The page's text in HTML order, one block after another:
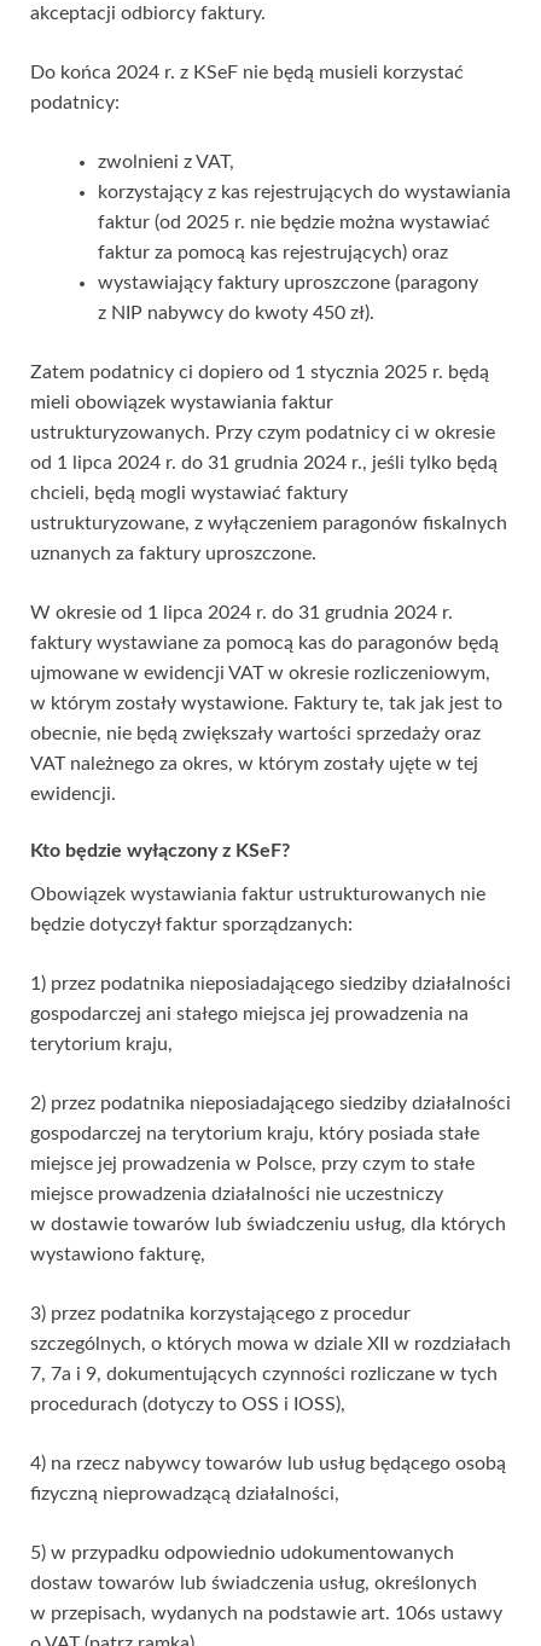
akceptacji odbiorcy faktury.
Do końca 2024 r. z KSeF nie będą musieli korzystać
podatnicy:
zwolnieni z VAT,
korzystający z kas rejestrujących do wystawiania
faktur (od 2025 r. nie będzie można wystawiać
faktur za pomocą kas rejestrujących) oraz
wystawiający faktury uproszczone (paragony
z NIP nabywcy do kwoty 450 zł).
Zatem podatnicy ci dopiero od 1 stycznia 2025 r. będą
mieli obowiązek wystawiania faktur
ustrukturyzowanych. Przy czym podatnicy ci w okresie
od 1 lipca 2024 r. do 31 grudnia 2024 r., jeśli tylko będą
chcieli, będą mogli wystawiać faktury
ustrukturyzowane, z wyłączeniem paragonów fiskalnych
uznanych za faktury uproszczone.
W okresie od 1 lipca 2024 r. do 31 grudnia 2024 r.
faktury wystawiane za pomocą kas do paragonów będą
ujmowane w ewidencji VAT w okresie rozliczeniowym,
w którym zostały wystawione. Faktury te, tak jak jest to
obecnie, nie będą zwiększały wartości sprzedaży oraz
VAT należnego za okres, w którym zostały ujęte w tej
ewidencji.
Kto będzie wyłączony z KSeF?
Obowiązek wystawiania faktur ustrukturowanych nie
będzie dotyczył faktur sporządzanych:
1) przez podatnika nieposiadającego siedziby działalności
gospodarczej ani stałego miejsca jej prowadzenia na
terytorium kraju,
2) przez podatnika nieposiadającego siedziby działalności
gospodarczej na terytorium kraju, który posiada stałe
miejsce jej prowadzenia w Polsce, przy czym to stałe
miejsce prowadzenia działalności nie uczestniczy
w dostawie towarów lub świadczeniu usług, dla których
wystawiono fakturę,
3) przez podatnika korzystającego z procedur
szczególnych, o których mowa w dziale XII w rozdziałach
7, 7a i 9, dokumentujących czynności rozliczane w tych
procedurach (dotyczy to OSS i IOSS),
4) na rzecz nabywcy towarów lub usług będącego osobą
fizyczną nieprowadzącą działalności,
5) w przypadku odpowiednio udokumentowanych
dostaw towarów lub świadczenia usług, określonych
w przepisach, wydanych na podstawie art. 106s ustawy